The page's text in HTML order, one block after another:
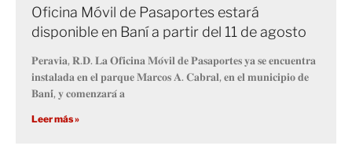
Oficina Móvil de Pasaportes estará
disponible en Baní a partir del 11 de agosto
𝐏𝐞𝐫𝐚𝐯𝐢𝐚, 𝐑.𝐃. 𝐋𝐚 𝐎𝐟𝐢𝐜𝐢𝐧𝐚 𝐌𝐨́𝐯𝐢𝐥 𝐝𝐞 𝐏𝐚𝐬𝐚𝐩𝐨𝐫𝐭𝐞𝐬 𝐲𝐚 𝐬𝐞 𝐞𝐧𝐜𝐮𝐞𝐧𝐭𝐫𝐚
𝐢𝐧𝐬𝐭𝐚𝐥𝐚𝐝𝐚 𝐞𝐧 𝐞𝐥 𝐩𝐚𝐫𝐪𝐮𝐞 𝐌𝐚𝐫𝐜𝐨𝐬 𝐀. 𝐂𝐚𝐛𝐫𝐚𝐥, 𝐞𝐧 𝐞𝐥 𝐦𝐮𝐧𝐢𝐜𝐢𝐩𝐢𝐨 𝐝𝐞
𝐁𝐚𝐧𝐢́, 𝐲 𝐜𝐨𝐦𝐞𝐧𝐳𝐚𝐫𝐚́ 𝐚
Leer más »